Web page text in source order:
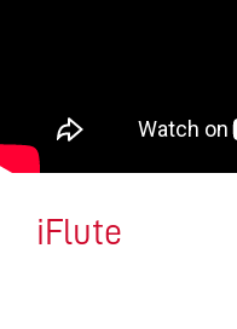
iFlute